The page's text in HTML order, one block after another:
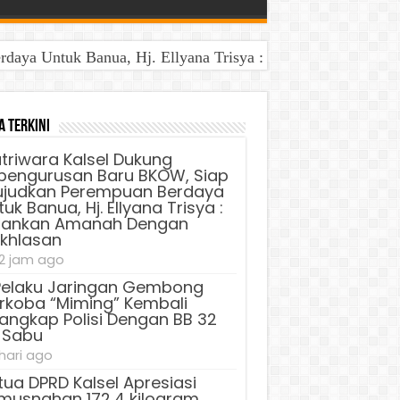
Untuk Banua, Hj. Ellyana Trisya : Jalankan Amanah
32 Kg Sabu
Terkini
Kalsel Dukung
Baru BKOW, Siap
Perempuan Berdaya
Banua, Hj. Ellyana Trisya :
Amanah Dengan
jam ago
Jaringan Gembong
“Miming” Kembali
Polisi Dengan BB 32
ago
DPRD Kalsel Apresiasi